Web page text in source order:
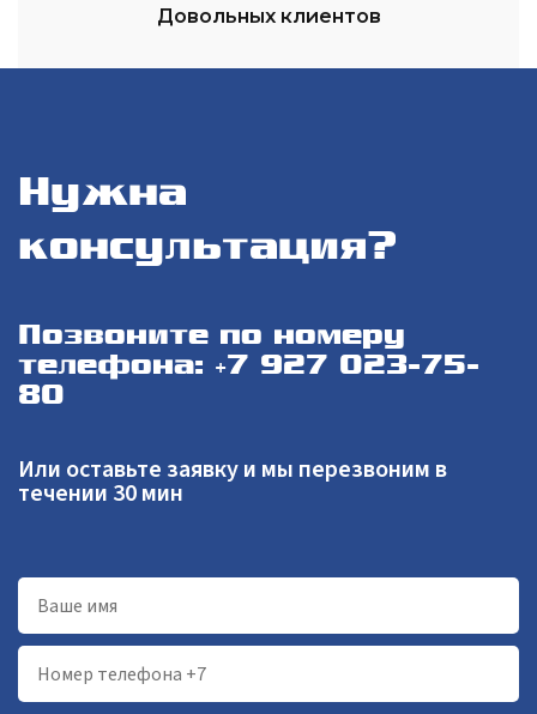
Довольных клиентов
Нужна
консультация?
Позвоните по номеру
телефона: +7 927 023-75-
80
Или оставьте заявку и мы перезвоним в
течении 30 мин